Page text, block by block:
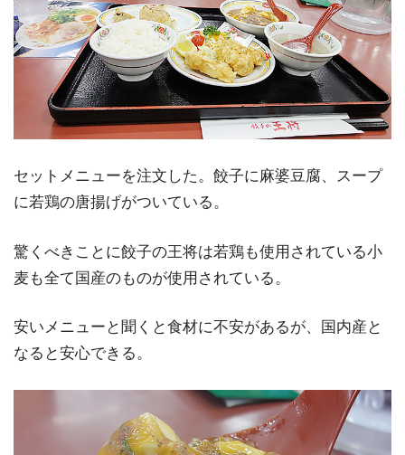
セットメニューを注文した。餃子に麻婆豆腐、スープ
に若鶏の唐揚げがついている。
驚くべきことに餃子の王将は若鶏も使用されている小
麦も全て国産のものが使用されている。
安いメニューと聞くと食材に不安があるが、国内産と
なると安心できる。